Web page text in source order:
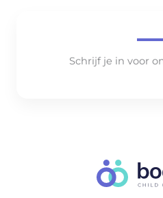
Schrijf je in voor